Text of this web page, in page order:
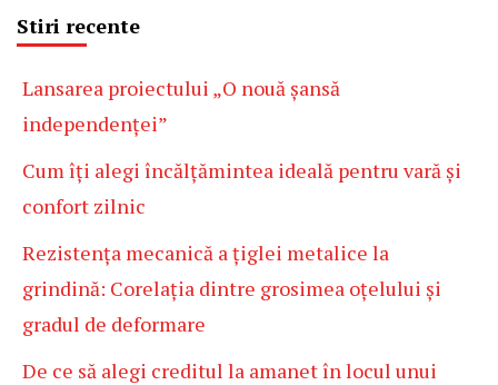
Stiri recente
Lansarea proiectului „O nouă șansă
independenței”
Cum îți alegi încălțămintea ideală pentru vară și
confort zilnic
Rezistența mecanică a țiglei metalice la
grindină: Corelația dintre grosimea oțelului și
gradul de deformare
De ce să alegi creditul la amanet în locul unui